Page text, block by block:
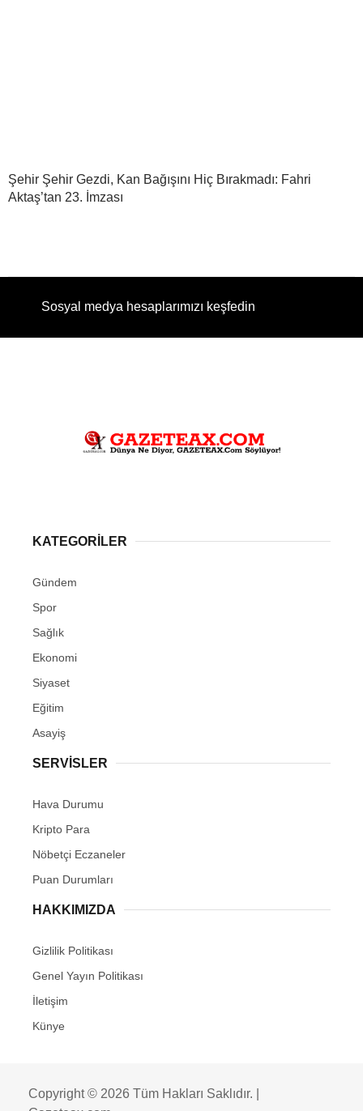
Şehir Şehir Gezdi, Kan Bağışını Hiç Bırakmadı: Fahri
Aktaş’tan 23. İmzası
Sosyal medya hesaplarımızı keşfedin
KATEGORİLER
Gündem
Spor
Sağlık
Ekonomi
Siyaset
Eğitim
Asayiş
SERVİSLER
Hava Durumu
Kripto Para
Nöbetçi Eczaneler
Puan Durumları
HAKKIMIZDA
Gizlilik Politikası
Genel Yayın Politikası
İletişim
Künye
Copyright © 2026 Tüm Hakları Saklıdır. |